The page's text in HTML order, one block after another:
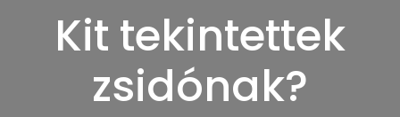
Kit tekintettek
zsidónak?